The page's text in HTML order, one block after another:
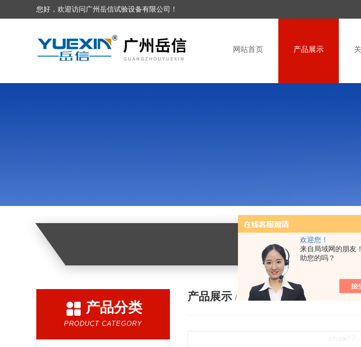
欢迎您！
来自局域网的朋友
助您的吗？
您好，欢迎访问广州岳信试验设备有限公司！
网站首页 产品展示
产品分类
PRODUCT CATEGORY
产品展示 / PRODUCTS